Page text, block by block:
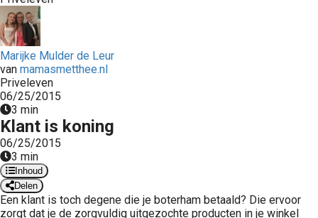
Marijke Mulder de Leur
van mamasmetthee.nl
Priveleven
06/25/2015
3 min
Klant is koning
06/25/2015
3 min
Inhoud
Delen
Een klant is toch degene die je boterham betaald? Die ervoor
zorgt dat je de zorgvuldig uitgezochte producten in je winkel
de
Hierdoor
website-
van